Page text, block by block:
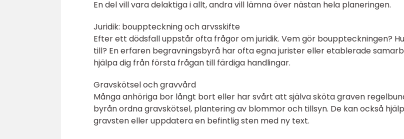
En del vill vara delaktiga i allt, andra vill lämna över nästan hela planeringen.
Juridik: bouppteckning och arvsskifte
Efter ett dödsfall uppstår ofta frågor om juridik. Vem gör bouppteckningen?
till? En erfaren begravningsbyrå har ofta egna jurister eller etablerade
hjälpa dig från första frågan till färdiga handlingar.
Gravskötsel och gravvård
Många anhöriga bor långt bort eller har svårt att själva sköta graven
byrån ordna gravskötsel, plantering av blommor och tillsyn. De kan också
gravsten eller uppdatera en befintlig sten med ny text.